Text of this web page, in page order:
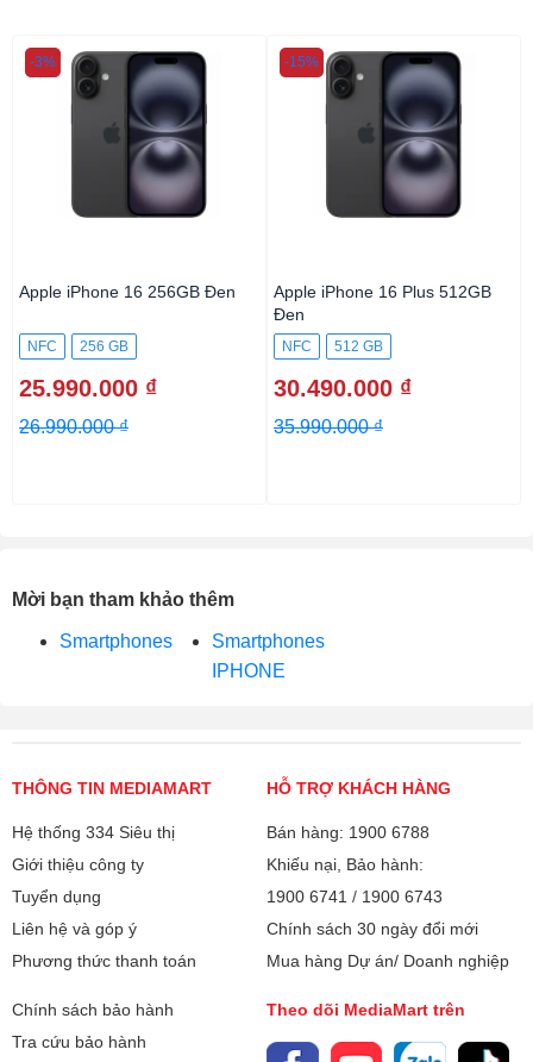
Apple iPhone 16 256GB Đen
NFC 256 GB
25.990.000 ₫
26.990.000 ₫
-3%
Apple iPhone 16 Plus 512GB
Đen
NFC 512 GB
30.490.000 ₫
35.990.000 ₫
-15%
Mời bạn tham khảo thêm
Smartphones
Smartphones
IPHONE
THÔNG TIN MEDIAMART
Hệ thống 334 Siêu thị
Giới thiệu công ty
Tuyển dụng
Liên hệ và góp ý
Phương thức thanh toán
HỖ TRỢ KHÁCH HÀNG
Bán hàng: 1900 6788
Khiếu nại, Bảo hành:
1900 6741 / 1900 6743
Chính sách 30 ngày đổi mới
Mua hàng Dự án/ Doanh nghiệp
Chính sách bảo hành
Tra cứu bảo hành
Theo dõi MediaMart trên